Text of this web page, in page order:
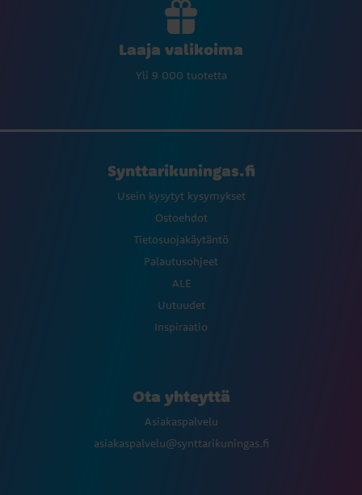
Laaja valikoima
Yli 9 000 tuotetta
Synttarikuningas.fi
Usein kysytyt kysymykset
Ostoehdot
Tietosuojakäytäntö
Palautusohjeet
ALE
Uutuudet
Inspiraatio
Ota yhteyttä
Asiakaspalvelu
asiakaspalvelu@synttarikuningas.fi